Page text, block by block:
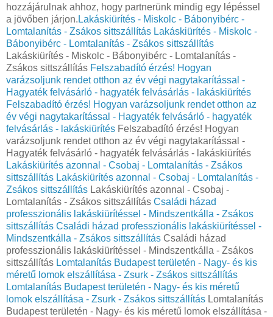
hozzájárulnak ahhoz, hogy partnerünk mindig egy lépéssel
a jövőben járjon. Lakáskiürítés - Miskolc - Bábonyibérc -
Lomtalanítás - Zsákos sittszállítás Lakáskiürítés - Miskolc -
Bábonyibérc - Lomtalanítás - Zsákos sittszállítás
Lakáskiürítés - Miskolc - Bábonyibérc - Lomtalanítás -
Zsákos sittszállítás Felszabadító érzés! Hogyan
varázsoljunk rendet otthon az év végi nagytakarítással -
Hagyaték felvásárló - hagyaték felvásárlás - lakáskiürítés
Felszabadító érzés! Hogyan varázsoljunk rendet otthon az
év végi nagytakarítással - Hagyaték felvásárló - hagyaték
felvásárlás - lakáskiürítés Felszabadító érzés! Hogyan
varázsoljunk rendet otthon az év végi nagytakarítással -
Hagyaték felvásárló - hagyaték felvásárlás - lakáskiürítés
Lakáskiürítés azonnal - Csobaj - Lomtalanítás - Zsákos
sittszállítás Lakáskiürítés azonnal - Csobaj - Lomtalanítás -
Zsákos sittszállítás Lakáskiürítés azonnal - Csobaj -
Lomtalanítás - Zsákos sittszállítás Családi házad
professzionális lakáskiürítéssel - Mindszentkálla - Zsákos
sittszállítás Családi házad professzionális lakáskiürítéssel -
Mindszentkálla - Zsákos sittszállítás Családi házad
professzionális lakáskiürítéssel - Mindszentkálla - Zsákos
sittszállítás Lomtalanítás Budapest területén - Nagy- és kis
méretű lomok elszállítása - Zsurk - Zsákos sittszállítás
Lomtalanítás Budapest területén - Nagy- és kis méretű
lomok elszállítása - Zsurk - Zsákos sittszállítás Lomtalanítás
Budapest területén - Nagy- és kis méretű lomok elszállítása -